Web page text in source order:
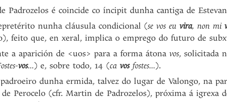
Padrozelos é coincide co íncipit dunha cantiga de
nunha cláusula condicional (se vos eu vira, non mi
feito que, en xeral, implica o emprego do futuro de
a aparición de <uos> para a forma átona vos, solicitada
vos...) e, sobre todo, 14 (ca vos fostes...).
dunha ermida, talvez do lugar de Valongo, na
Perocelo (cfr. Martin de Padrozelos), próxima á igrexa